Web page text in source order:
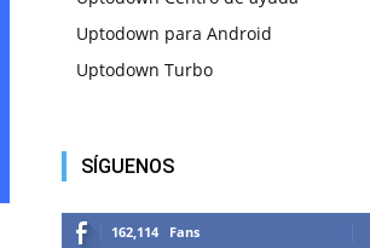
Uptodown para Android
Uptodown Turbo
SÍGUENOS
162,114 Fans